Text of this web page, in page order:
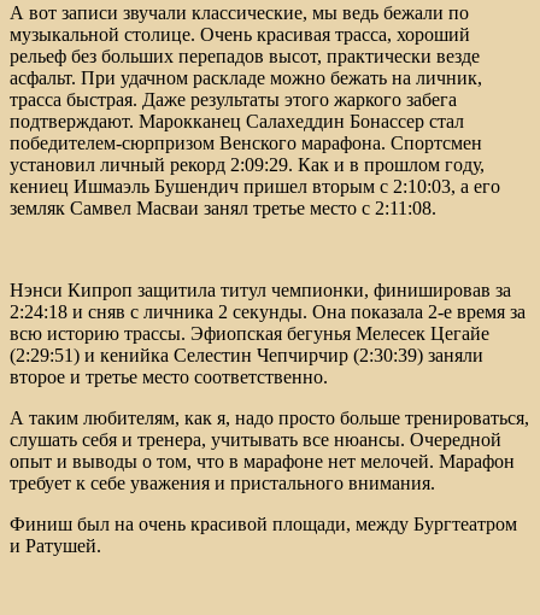
А вот записи звучали классические, мы ведь бежали по
музыкальной столице. Очень красивая трасса, хороший
рельеф без больших перепадов высот, практически везде
асфальт. При удачном раскладе можно бежать на личник,
трасса быстрая. Даже результаты этого жаркого забега
подтверждают. Марокканец Салахеддин Бонассер стал
победителем-сюрпризом Венского марафона. Спортсмен
установил личный рекорд 2:09:29. Как и в прошлом году,
кениец Ишмаэль Бушендич пришел вторым с 2:10:03, а его
земляк Самвел Масваи занял третье место с 2:11:08.
Нэнси Кипроп защитила титул чемпионки, финишировав за
2:24:18 и сняв с личника 2 секунды. Она показала 2-е время за
всю историю трассы. Эфиопская бегунья Мелесек Цегайе
(2:29:51) и кенийка Селестин Чепчирчир (2:30:39) заняли
второе и третье место соответственно.
А таким любителям, как я, надо просто больше тренироваться,
слушать себя и тренера, учитывать все нюансы. Очередной
опыт и выводы о том, что в марафоне нет мелочей. Марафон
требует к себе уважения и пристального внимания.
Финиш был на очень красивой площади, между Бургтеатром
и Ратушей.